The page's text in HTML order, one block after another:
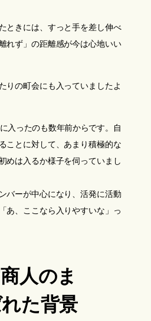
ときには、すっと手を差し伸べ
れず」の距離感が今は心地いい
りの町会にも入っていましたよ
入ったのも数年前からです。自
ことに対して、あまり積極的な
めは入るか様子を伺っていまし
バーが中心になり、活発に活動
あ、ここなら入りやすいな」っ
人のま
た背景